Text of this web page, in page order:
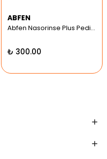
ABFEN
Abfen Nasorinse Plus Pediatrik Burun Yıkama Kiti
₺ 300.00